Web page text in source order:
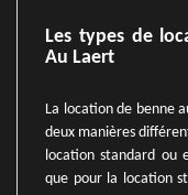
Les types de
Au Laert
La location de benne
deux manières
location standard ou
que pour la location